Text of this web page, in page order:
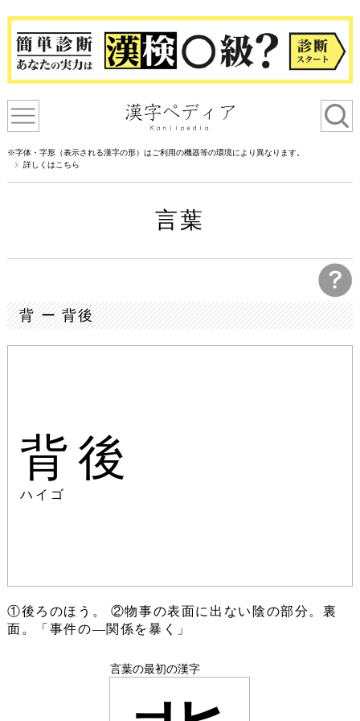
※字体・字形（表示される漢字の形）はご利用の機器等の環境により異なります。
詳しくはこちら
言葉
背 ー 背後
背後
ハイゴ
①後ろのほう。 ②物事の表面に出ない陰の部分。裏
面。「事件の―関係を暴く」
言葉の最初の漢字